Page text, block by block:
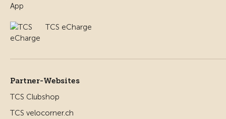
TCS eCharge
Partner-Websites
TCS Clubshop
TCS velocorner.ch